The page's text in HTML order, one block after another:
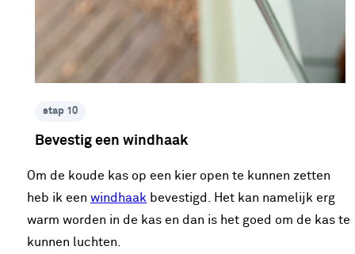
stap 10
Bevestig een windhaak
Om de koude kas op een kier open te kunnen zetten
heb ik een windhaak bevestigd. Het kan namelijk erg
warm worden in de kas en dan is het goed om de kas te
kunnen luchten.